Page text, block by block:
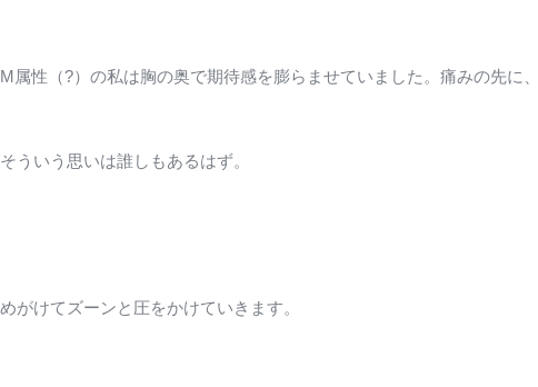
属性（?）の私は胸の奥で期待感を膨らませていました。痛みの先に
ういう思いは誰しもあるはず。
がけてズーンと圧をかけていきます。